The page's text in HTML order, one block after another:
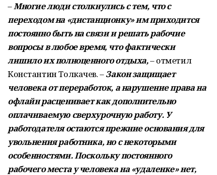
–Многие люди столкнулись с тем, что с
переходом на «дистанционку» им приходится
постоянно быть на связи и решать рабочие
вопросы в любое время, что фактически
лишило их полноценного отдыха,– отметил
Константин Толкачев. –Закон защищает
человека от переработок, а нарушение права на
офлайн расценивает как дополнительно
оплачиваемую сверхурочную работу. У
работодателя остаются прежние основания для
увольнения работника, но с некоторыми
особенностями. Поскольку постоянного
рабочего места у человека на «удаленке» нет,